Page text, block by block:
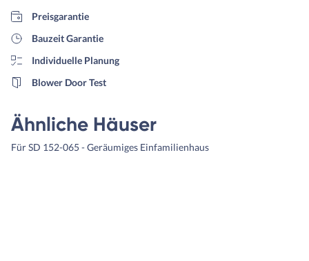
Preisgarantie
Bauzeit Garantie
Individuelle Planung
Blower Door Test
Ähnliche Häuser
Für SD 152-065 - Geräumiges Einfamilienhaus